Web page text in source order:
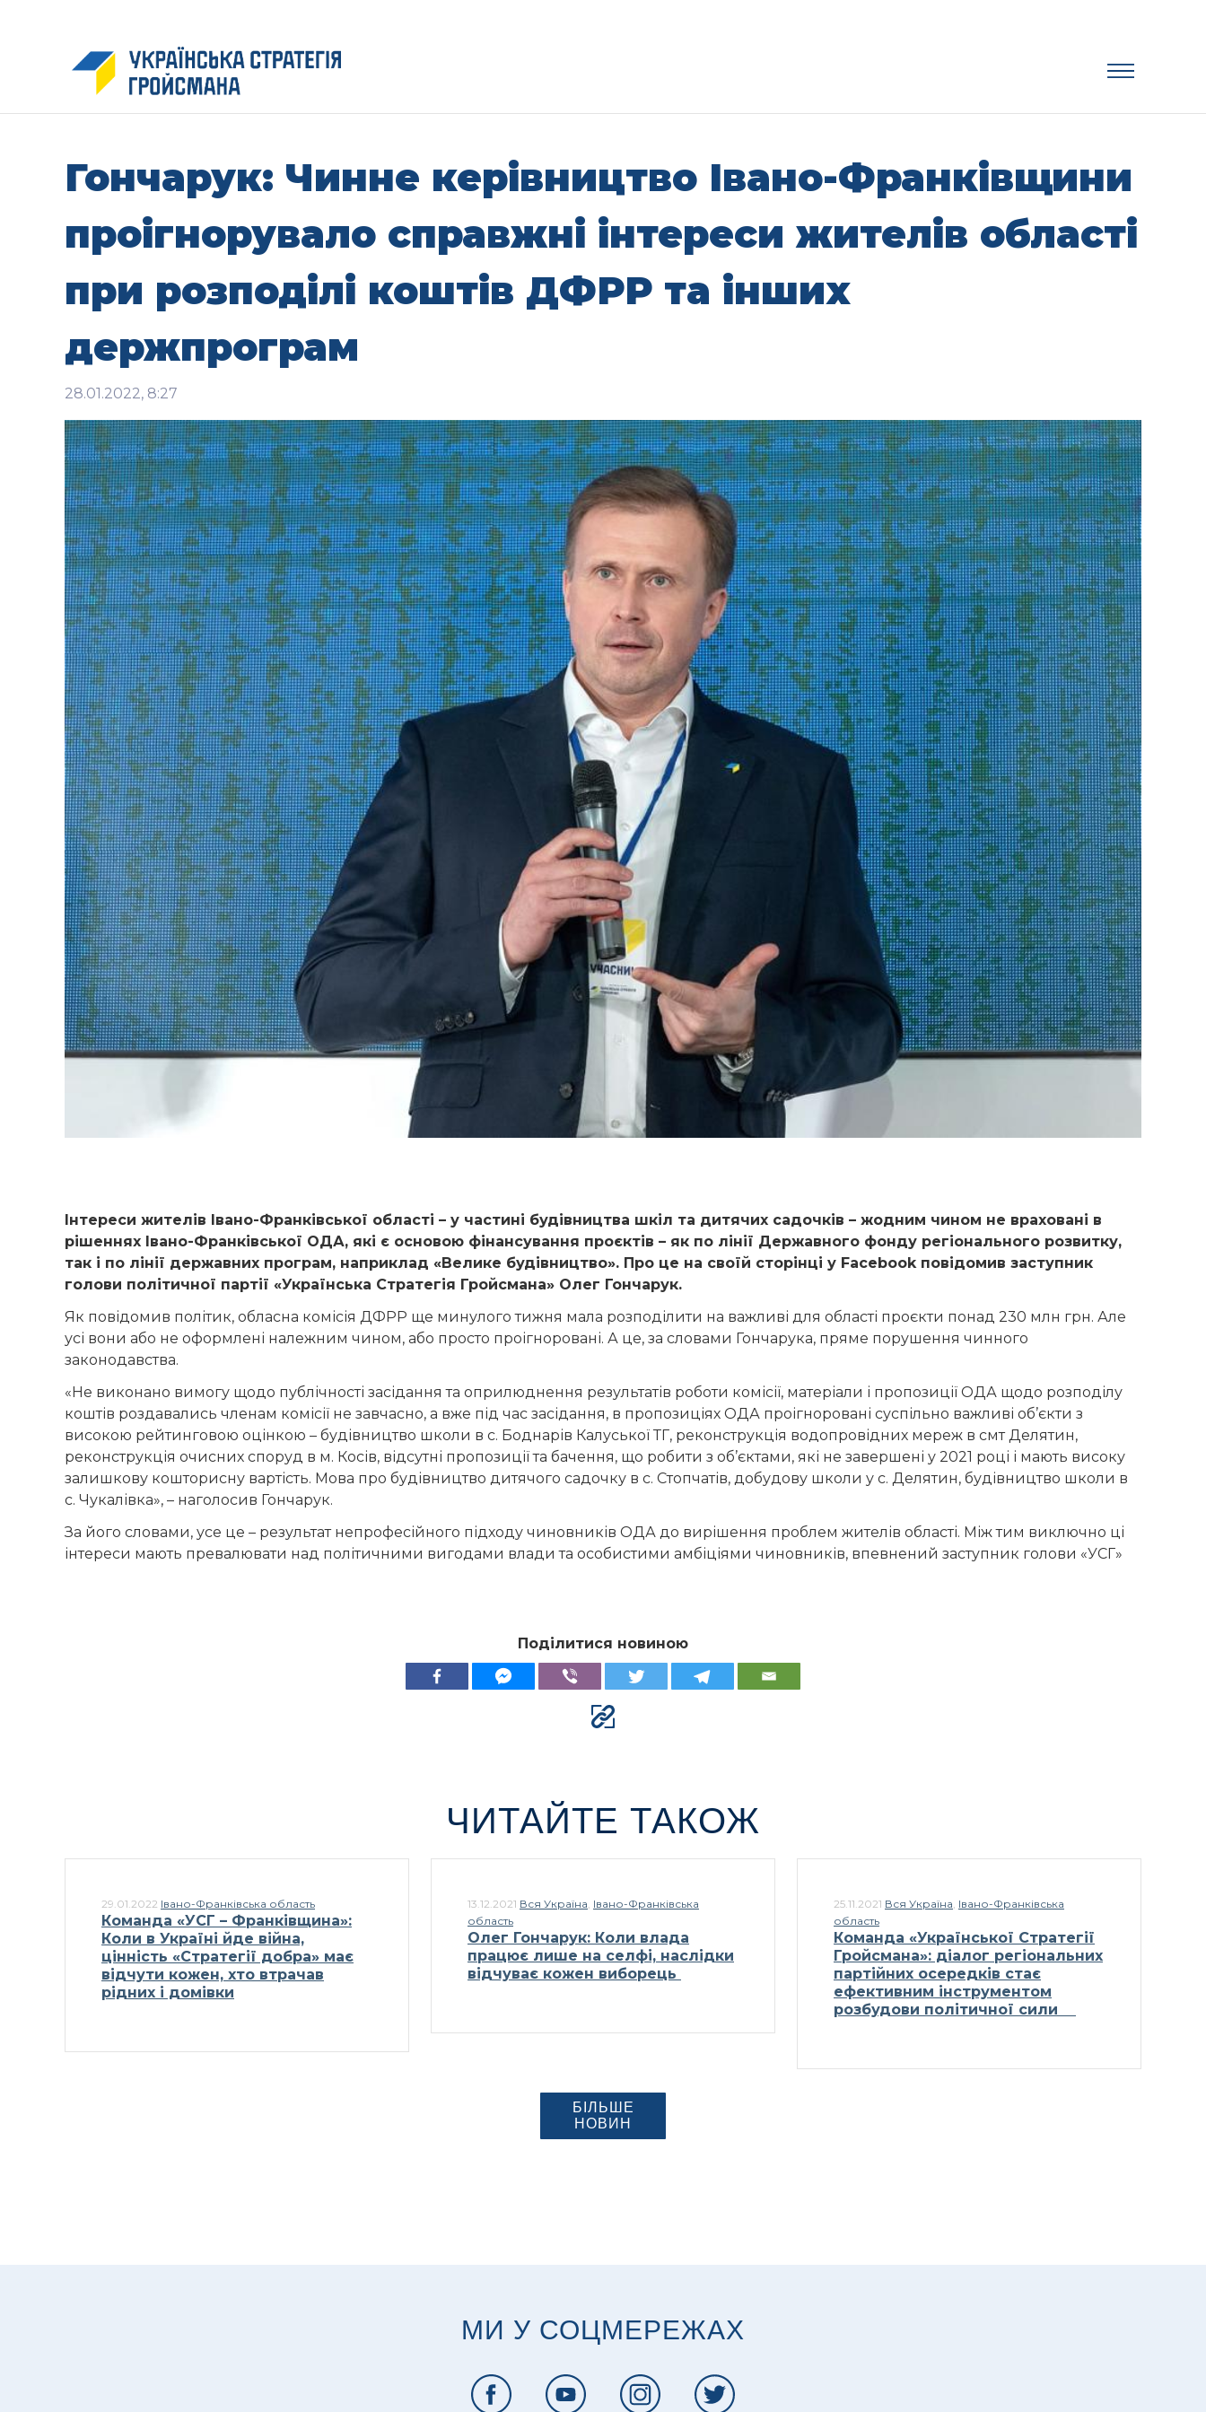
Гончарук: Чинне керівництво Івано-Франківщини
проігнорувало справжні інтереси жителів області
при розподілі коштів ДФРР та інших
держпрограм
28.01.2022, 8:27
Інтереси жителів Івано-Франківської області – у частині будівництва шкіл та дитячих садочків – жодним чином не враховані в
рішеннях Івано-Франківської ОДА, які є основою фінансування проєктів – як по лінії Державного фонду регіонального розвитку,
так і по лінії державних програм, наприклад «Велике будівництво». Про це на своїй сторінці у Facebook повідомив заступник
голови політичної партії «Українська Стратегія Гройсмана» Олег Гончарук.
Як повідомив політик, обласна комісія ДФРР ще минулого тижня мала розподілити на важливі для області проєкти понад 230 млн грн. Але
усі вони або не оформлені належним чином, або просто проігноровані. А це, за словами Гончарука, пряме порушення чинного
законодавства.
«Не виконано вимогу щодо публічності засідання та оприлюднення результатів роботи комісії, матеріали і пропозиції ОДА щодо розподілу
коштів роздавались членам комісії не завчасно, а вже під час засідання, в пропозиціях ОДА проігноровані суспільно важливі об’єкти з
високою рейтинговою оцінкою – будівництво школи в с. Боднарів Калуської ТГ, реконструкція водопровідних мереж в смт Делятин,
реконструкція очисних споруд в м. Косів, відсутні пропозиції та бачення, що робити з об’єктами, які не завершені у 2021 році і мають високу
залишкову кошторисну вартість. Мова про будівництво дитячого садочку в с. Стопчатів, добудову школи у с. Делятин, будівництво школи в
с. Чукалівка», – наголосив Гончарук.
За його словами, усе це – результат непрофесійного підходу чиновників ОДА до вирішення проблем жителів області. Між тим виключно ці
інтереси мають превалювати над політичними вигодами влади та особистими амбіціями чиновників, впевнений заступник голови «УСГ»
Поділитися новиною
ЧИТАЙТЕ ТАКОЖ
29.01.2022 Івано-Франківська область
Команда «УСГ – Франківщина»:
Коли в Україні йде війна,
цінність «Стратегії добра» має
відчути кожен, хто втрачав
рідних і домівки
13.12.2021 Вся Україна, Івано-Франківська
область
Олег Гончарук: Коли влада
працює лише на селфі, наслідки
відчуває кожен виборець
25.11.2021 Вся Україна, Івано-Франківська
область
Команда «Української Стратегії
Гройсмана»: діалог регіональних
партійних осередків стає
ефективним інструментом
розбудови політичної сили
БІЛЬШЕ
НОВИН
МИ У СОЦМЕРЕЖАХ